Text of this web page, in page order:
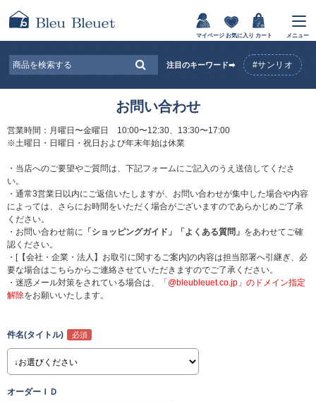
マイページ お気に入り カート メニュー
注目のキーワード➡ #サンリオ
お問い合わせ
営業時間：月曜日〜金曜日 10:00〜12:30、13:30〜17:00
※土曜日・日曜日・祝日および年末年始は休業
・当店へのご要望やご質問は、下記フォームにご記入のうえ送信してくださ
い。
・通常3営業日以内にご返信いたしますが、お問い合わせが集中した場合や内容
によっては、さらにお時間をいただく場合がございますのであらかじめご了承
ください。
・お問い合わせ前に 「ショッピングガイド」 「よくある質問」 をあわせてご確
認ください。
・[【会社・企業・法人】お取引に関するご案内]の内容は担当部署へ引継ぎ、必
要な場合はこちらからご連絡させていただきますのでご了承ください。
・迷惑メール対策をされている場合は、
「@bleubleuet.co.jp」のドメイン指定
解除をお願いいたします。
件名(タイトル)
オーダーＩＤ